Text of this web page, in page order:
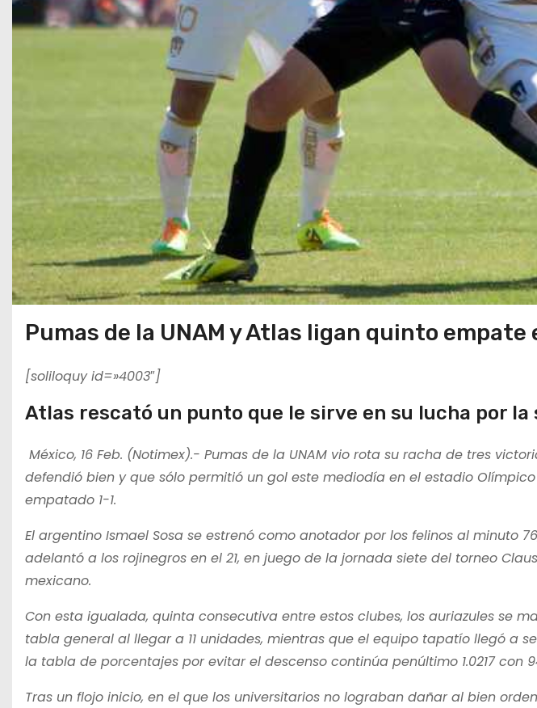
Pumas de la UNAM y Atlas ligan quinto
[soliloquy id=»4003″]
Atlas rescató un punto que le sirve en su lucha por la
México, 16 Feb. (Notimex).- Pumas de la UNAM vio rota su racha de tres
defendió bien y que sólo permitió un gol este mediodía en el estadio
empatado 1-1.
El argentino Ismael Sosa se estrenó como anotador por los felinos al minuto
adelantó a los rojinegros en el 21, en juego de la jornada siete del torneo
mexicano.
Con esta igualada, quinta consecutiva entre estos clubes, los auriazules se
tabla general al llegar a 11 unidades, mientras que el equipo tapatío llegó a
la tabla de porcentajes por evitar el descenso continúa penúltimo 1.0217 con
Tras un flojo inicio, en el que los universitarios no lograban dañar al bien